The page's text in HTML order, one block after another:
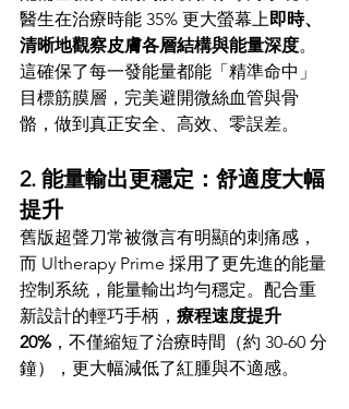
醫生在治療時能 35% 更大螢幕上即時、
清晰地觀察皮膚各層結構與能量深度。
這確保了每一發能量都能「精準命中」
目標筋膜層，完美避開微絲血管與骨
骼，做到真正安全、高效、零誤差。
2. 能量輸出更穩定：舒適度大幅
提升
舊版超聲刀常被微言有明顯的刺痛感，
而 Ultherapy Prime 採用了更先進的能量
控制系統，能量輸出均勻穩定。配合重
新設計的輕巧手柄， 療程速度提升
20% ，不僅縮短了治療時間（約 30-60 分
鐘），更大幅減低了紅腫與不適感。